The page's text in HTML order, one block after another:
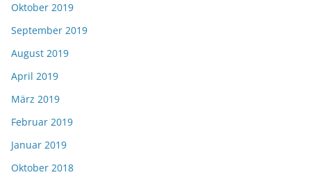
Oktober 2019
September 2019
August 2019
April 2019
März 2019
Februar 2019
Januar 2019
Oktober 2018